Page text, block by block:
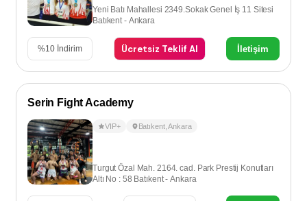
Yeni Batı Mahallesi 2349.Sokak Genel İş 11 Sitesi
Batıkent - Ankara
%10 İndirim Ücretsiz Teklif Al İletişim
Serin Fight Academy
VIP+ Batıkent,Ankara
Turgut Özal Mah. 2164. cad. Park Prestij Konutları
Altı No : 58 Batıkent - Ankara